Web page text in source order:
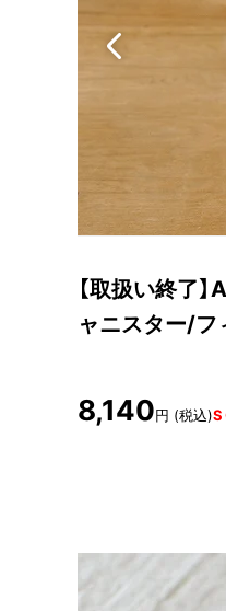
【取扱い終了
ャニスター/フ
8,140円 (税込)